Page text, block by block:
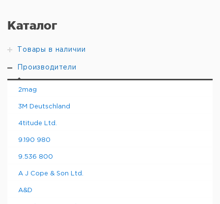
Каталог
Товары в наличии
Производители
2mag
3M Deutschland
4titude Ltd.
9.190 980
9.536 800
A J Cope & Son Ltd.
A&D